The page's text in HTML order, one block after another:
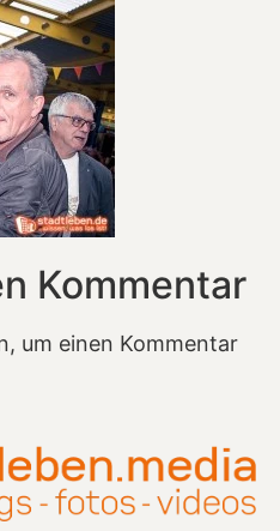
Kommentar
um einen Kommentar